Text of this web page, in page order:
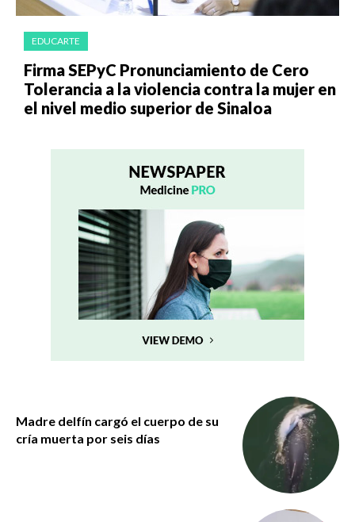
EDUCARTE
Firma SEPyC Pronunciamiento de Cero
Tolerancia a la violencia contra la mujer en
el nivel medio superior de Sinaloa
Madre delfín cargó el cuerpo de su
cría muerta por seis días